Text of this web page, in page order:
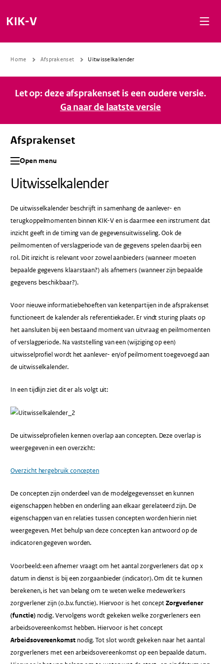
KIK-V
Home Afsprakenset Uitwisselkalender
Let op: deze afsprakenset is een oudere versie.
Ga naar de laatste versie
Afsprakenset
Open menu
Uitwisselkalender
De uitwisselkalender beschrijft in samenhang de aanlever- en
terugkoppelmomenten binnen KIK-V en is daarmee een instrument dat
inzicht geeft in de timing van de gegevensuitwisseling. Ook de
peilmomenten of verslagperiode van de gegevens spelen daarbij een
rol. Dit inzicht is relevant voor zowel aanbieders (wanneer moeten
bepaalde gegevens klaarstaan?) als afnemers (wanneer zijn bepaalde
gegevens beschikbaar?).
Voor nieuwe informatiebehoeften van ketenpartijen in de afsprakenset
functioneert de kalender als referentiekader. Er vindt sturing plaats op
het aansluiten bij een bestaand moment van uitvraag en peilmomenten
of verslagperiode. Na vaststelling van een (wijziging op een)
uitwisselprofiel wordt het aanlever- en/of peilmoment toegevoegd aan
de uitwisselkalender.
In een tijdlijn ziet dit er als volgt uit:
De uitwisselprofielen kennen overlap aan concepten. Deze overlap is
weergegeven in een overzicht:
Overzicht hergebruik concepten
De concepten zijn onderdeel van de modelgegevensset en kunnen
eigenschappen hebben en onderling aan elkaar gerelateerd zijn. De
eigenschappen van en relaties tussen concepten worden hierin niet
weergegeven. Met behulp van deze concepten kan antwoord op de
indicatoren gegeven worden.
Voorbeeld: een afnemer vraagt om het aantal zorgverleners dat op x
datum in dienst is bij een zorgaanbieder (indicator). Om dit te kunnen
berekenen, is het van belang om te weten welke medewerkers
zorgverlener zijn (o.b.v. functie). Hiervoor is het conceptZorgverlener
(functie)nodig. Vervolgens wordt gekeken welke zorgverleners een
arbeidsovereenkomst hebben. Hiervoor is het concept
Arbeidsovereenkomstnodig. Tot slot wordt gekeken naar het aantal
zorgverleners met een arbeidsovereenkomst op een bepaalde datum.